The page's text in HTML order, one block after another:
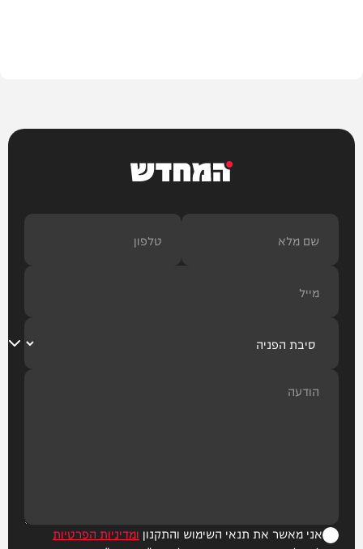
המחדש
אני מאשר את תנאי השימוש והתקנון ומדיניות הפרטיות